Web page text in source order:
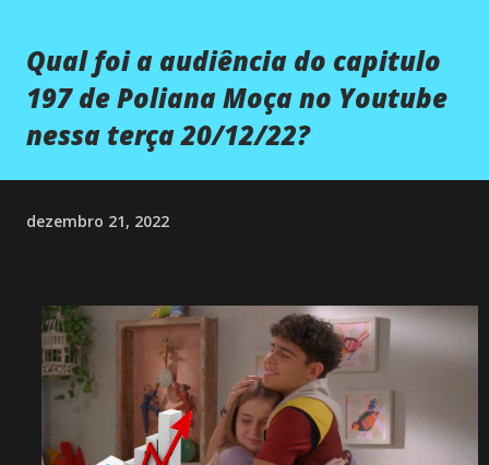
Qual foi a audiência do capitulo
197 de Poliana Moça no Youtube
nessa terça 20/12/22?
dezembro 21, 2022